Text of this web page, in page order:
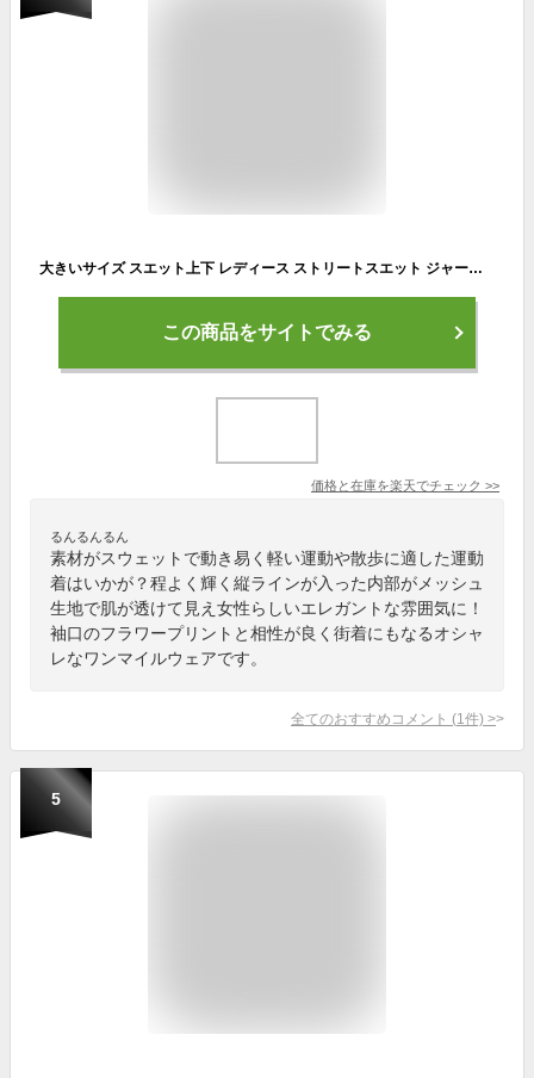
大きいサイズ スエット上下 レディース ストリートスエット ジャージ U字丸首ジャージ トレーナー セットアップ 上下セット スエット 運動着 部屋着 長袖 ルームウェア ワンマイルコーデ アラサーコーデ 大人 カジュアル 20代 30代 40代
この商品をサイトでみる
価格と在庫を楽天でチェック >>
るんるんるん
素材がスウェットで動き易く軽い運動や散歩に適した運動
着はいかが？程よく輝く縦ラインが入った内部がメッシュ
生地で肌が透けて見え女性らしいエレガントな雰囲気に！
袖口のフラワープリントと相性が良く街着にもなるオシャ
レなワンマイルウェアです。
全てのおすすめコメント (1 件) >
5